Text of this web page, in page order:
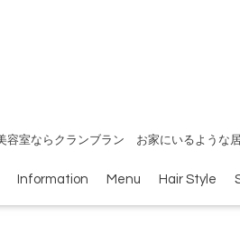
容室ならクランブラン お家にいるような
Information Menu Hair Style